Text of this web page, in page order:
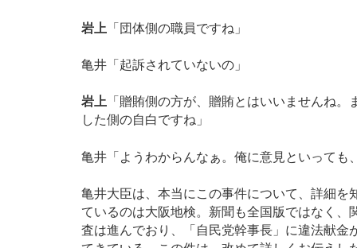
岩上 「団体側の職員ですね」
亀井「起訴されていないの」
岩上 「贈賄側の方が、贈賄とはいいませんね
した側の自白ですね」
亀井「ようわからんなぁ。俺に意見といっても
亀井大臣は、本当にこの事件について、詳細
ているのは大阪地検。新聞も全国版ではなく
査は進んでおり、「自民党幹事長」に違法献